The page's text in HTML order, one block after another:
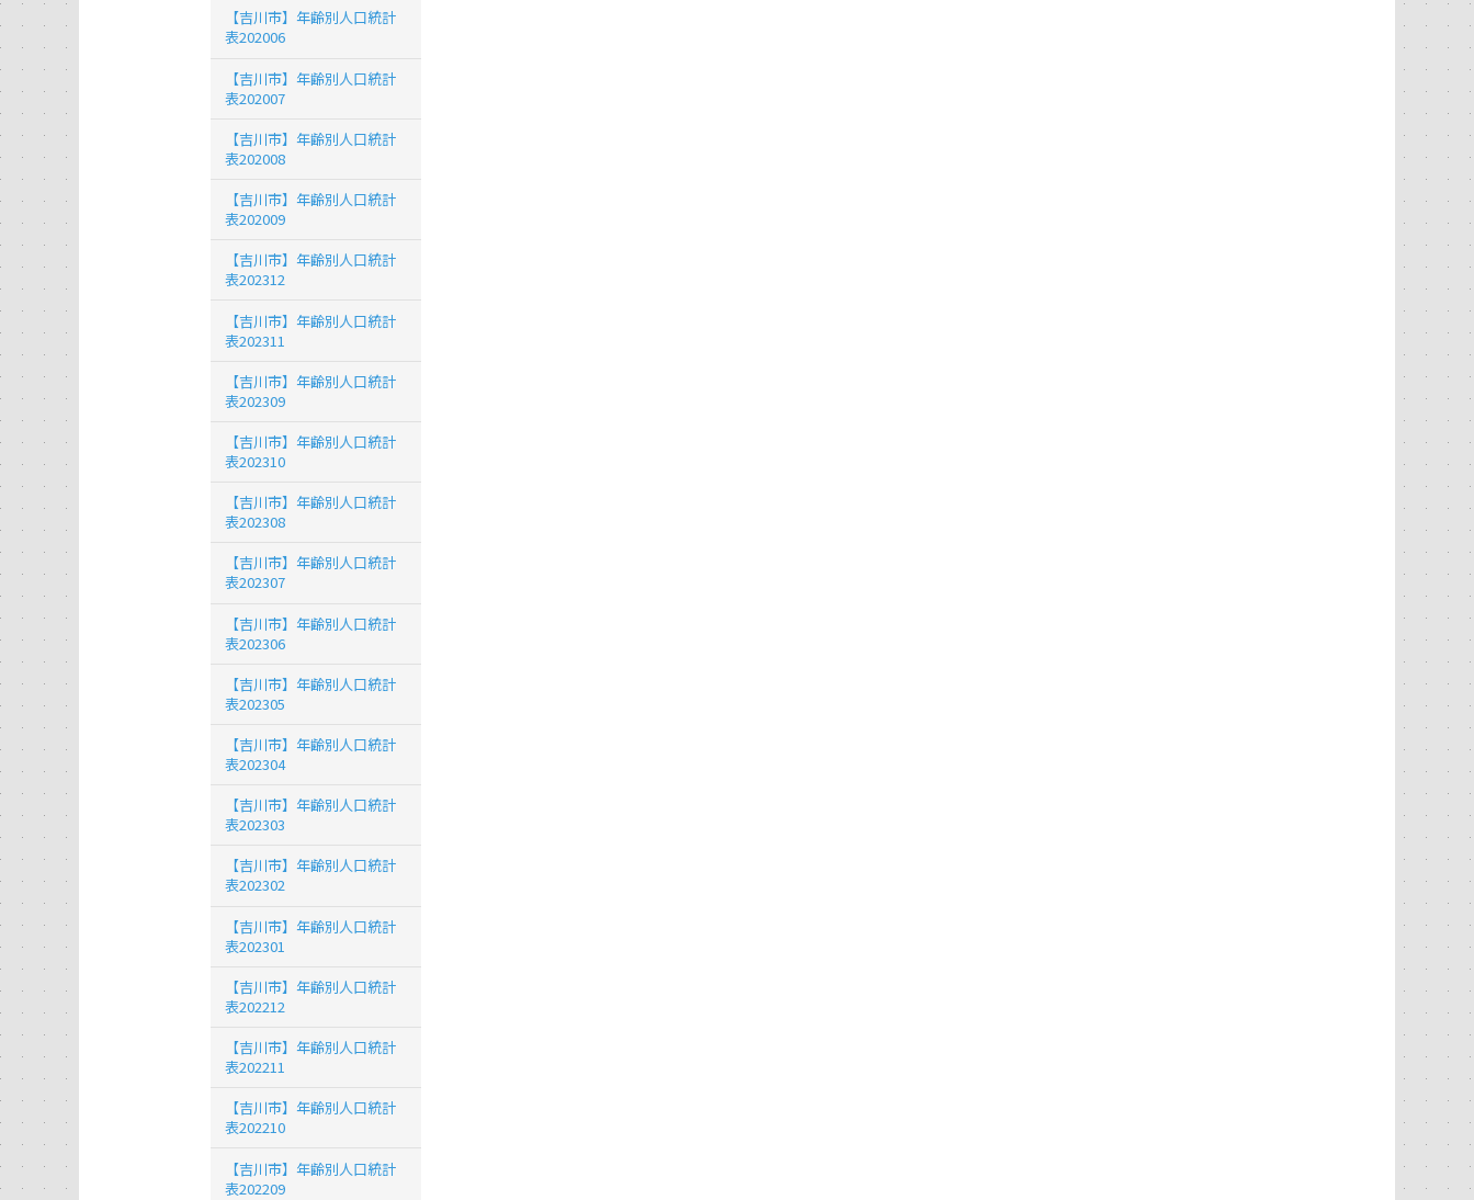
【吉川市】年齢別人口統計
表202006
【吉川市】年齢別人口統計
表202007
【吉川市】年齢別人口統計
表202008
【吉川市】年齢別人口統計
表202009
【吉川市】年齢別人口統計
表202312
【吉川市】年齢別人口統計
表202311
【吉川市】年齢別人口統計
表202309
【吉川市】年齢別人口統計
表202310
【吉川市】年齢別人口統計
表202308
【吉川市】年齢別人口統計
表202307
【吉川市】年齢別人口統計
表202306
【吉川市】年齢別人口統計
表202305
【吉川市】年齢別人口統計
表202304
【吉川市】年齢別人口統計
表202303
【吉川市】年齢別人口統計
表202302
【吉川市】年齢別人口統計
表202301
【吉川市】年齢別人口統計
表202212
【吉川市】年齢別人口統計
表202211
【吉川市】年齢別人口統計
表202210
【吉川市】年齢別人口統計
表202209